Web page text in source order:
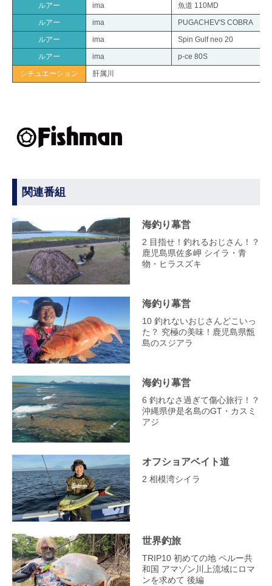
ルアー ima
魚道 110MD
ルアー
ima
PUGACHEV'S COBRA
ルアー
ima
Spin Gulf neo 20
ルアー
ima
p-ce 80S
シチュエーション
肝属川
関連番組
海釣り幕営
2 目指せ！釣れるおじさん！？
鹿児島県佐多岬 シイラ・青
物・ヒラスズキ
海釣り幕営
10 釣れないおじさんどこいっ
た？ 究極の美味！鹿児島県甑
島のスジアラ
海釣り幕営
6 釣れなさ過ぎて傷心旅行！？
沖縄県伊是名島のGT・カスミ
アジ
オフショアベイト道
2 相模湾シイラ
世界釣旅
TRIP10 初めての地 ペルー共
和国 アマゾン川上流域にロマ
ンを求めて 後編